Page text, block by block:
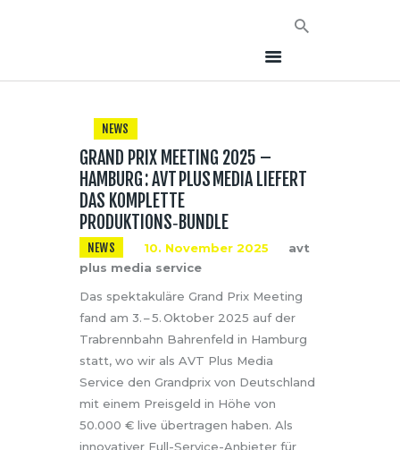
HOME
NEWS
AVT EVENTS
ÜBER AVT
KONTAKT
NEWS
GRAND PRIX MEETING 2025 –
HAMBURG : AVT PLUS MEDIA LIEFERT
DAS KOMPLETTE
PRODUKTIONS‑BUNDLE
NEWS 10. November 2025
avt
plus media service
Das spektakuläre Grand Prix Meeting
fand am 3. – 5. Oktober 2025 auf der
Trabrennbahn Bahrenfeld in Hamburg
statt, wo wir als AVT Plus Media
Service den Grandprix von Deutschland
mit einem Preisgeld in Höhe von
50.000 € live übertragen haben. Als
innovativer Full-Service-Anbieter für